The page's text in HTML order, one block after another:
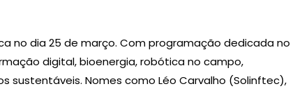
no dia 25 de março. Com programação dedicada no
digital, bioenergia, robótica no campo,
sustentáveis. Nomes como Léo Carvalho (Solinftec),